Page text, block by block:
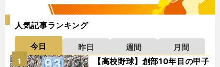
人気記事ランキング
今日 昨日 週間
月間
【高校野球】創部10年目の甲子
1